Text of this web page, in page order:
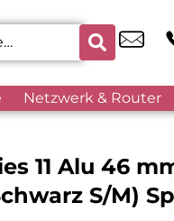
Netzwerk & Router
11 Alu 46
S/M)